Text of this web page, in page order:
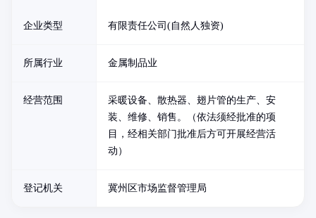
企业类型 有限责任公司(自然人独资)
所属行业 金属制品业
经营范围
采暖设备、散热器、翅片管的生产、安
装、维修、销售。（依法须经批准的项
目，经相关部门批准后方可开展经营活
动）
登记机关 冀州区市场监督管理局